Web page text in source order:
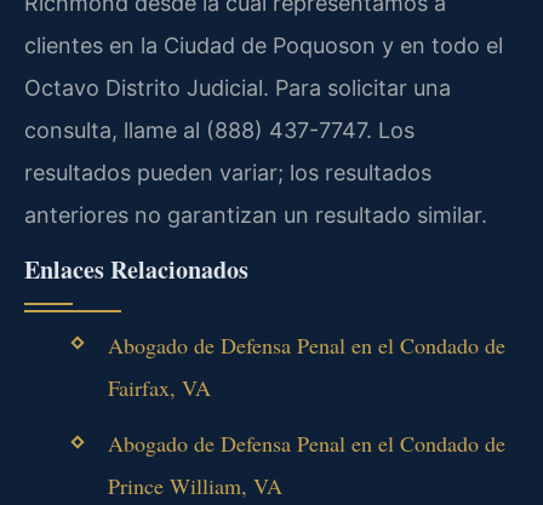
clientes en la Ciudad de Poquoson y en todo el
Octavo Distrito Judicial. Para solicitar una
consulta, llame al (888) 437-7747. Los
resultados pueden variar; los resultados
anteriores no garantizan un resultado similar.
Enlaces Relacionados
Abogado de Defensa Penal en el Condado de
Fairfax, VA
Abogado de Defensa Penal en el Condado de
Prince William, VA